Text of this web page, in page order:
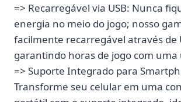
=> Recarregável via USB: Nunca
energia no meio do jogo; nosso
facilmente recarregável através de
garantindo horas de jogo com uma
=> Suporte Integrado para
Transforme seu celular em uma